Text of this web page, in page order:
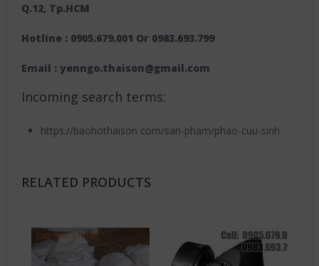
Q.12, Tp.HCM
Hotline : 0905.679.001 Or 0983.693.799
Email : yenngo.thaison@gmail.com
Incoming search terms:
https://baohothaison com/san-pham/phao-cuu-sinh
RELATED PRODUCTS